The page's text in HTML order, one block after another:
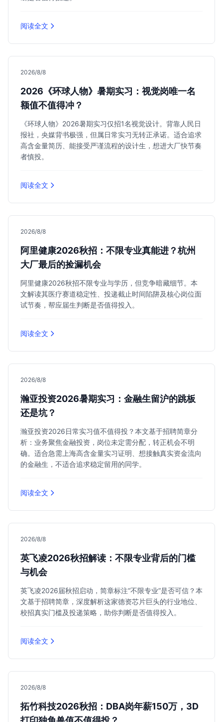
阅读全文
2026/8/8
2026《环球人物》暑期实习：视觉岗唯一名
额值不值得冲？
《环球人物》2026暑期实习仅招1名视觉设计。背靠人民日
报社，央媒背书极强，但属日常实习无转正承诺。适合追求
高含金量简历、能接受严谨流程的设计生，想进大厂快节奏
者慎投。
阅读全文
2026/8/8
阿里健康2026秋招：不限专业真能进？杭州
大厂最后的捡漏机会
阿里健康2026秋招不限专业与学历，但竞争暗藏细节。本
文解读其医疗赛道稳定性、投递截止时间陷阱及核心岗位面
试节奏，帮应届生判断是否值得投入。
阅读全文
2026/8/8
瀚亚投资2026暑期实习：金融生留沪的跳板
还是坑？
瀚亚投资2026日常实习值不值得投？本文基于招聘简章分
析：业务聚焦金融投资，岗位未定需分配，转正机会不明
确。适合急需上海高含金量实习证明、想接触真实资金流向
的金融生，不适合追求稳定留用的同学。
阅读全文
2026/8/8
英飞凌2026秋招解读：不限专业背后的门槛
与机会
英飞凌2026届秋招启动，简章标注“不限专业”是否可信？本
文基于招聘简章，深度解析这家德资芯片巨头的行业地位、
校招真实门槛及投递策略，助你判断是否值得投入。
阅读全文
2026/8/8
拓竹科技2026秋招：DBA岗年薪150万，3D